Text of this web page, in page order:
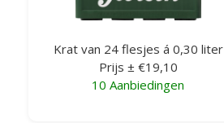
Krat van 24 flesjes á 0,30 liter
Prijs ± €19,10
10 Aanbiedingen